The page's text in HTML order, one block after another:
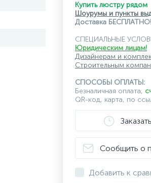
Купить люстру рядом
Шоурумы и пункты
Доставка
СПЕЦИАЛЬНЫЕ
Юридическим лицам!
Дизайнерам и
Строительным
СПОСОБЫ ОПЛАТЫ:
Безналичная оплата,
QR-код, карта, по
Сообщить о
Добавить к